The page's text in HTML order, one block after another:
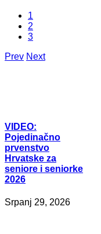
1
2
3
Prev Next
VIDEO:
Pojedinačno
prvenstvo
Hrvatske za
seniore i seniorke
2026
Srpanj 29, 2026